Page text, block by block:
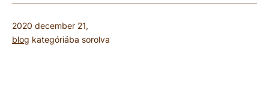
Közzétéve:
2020 december 21,
blog kategóriába sorolva